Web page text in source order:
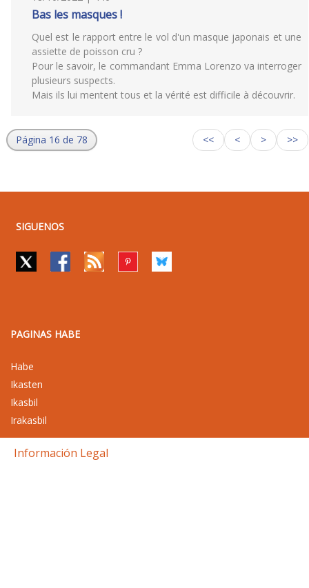
Bas les masques !
Quel est le rapport entre le vol d'un masque japonais et une
assiette de poisson cru ?
Pour le savoir, le commandant Emma Lorenzo va interroger
plusieurs suspects.
Mais ils lui mentent tous et la vérité est difficile à découvrir.
Página 16 de 78 << < > >>
SIGUENOS
PAGINAS HABE
Habe
Ikasten
Ikasbil
Irakasbil
Información Legal